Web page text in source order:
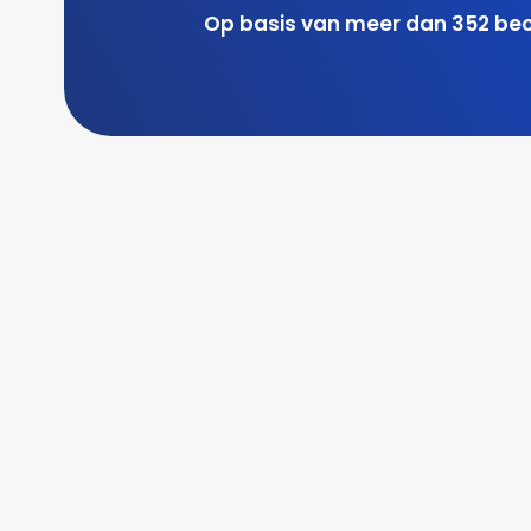
Op basis van meer dan 352